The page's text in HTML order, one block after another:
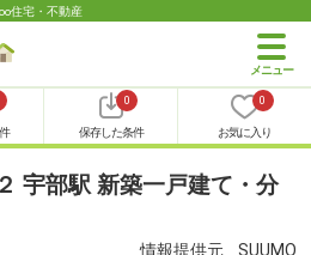
住宅・不動産
0
保存した条件
0
お気に入り
宇部駅 新築一戸建て・分
情報提供元 SUUMO